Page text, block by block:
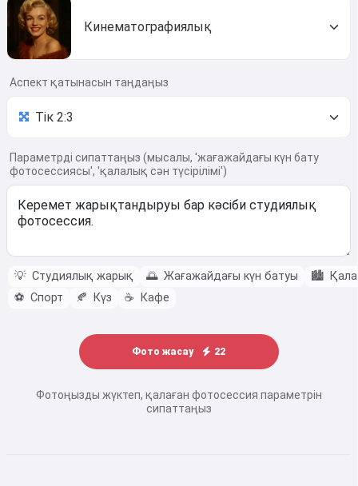
Кинематографиялық
Аспект қатынасын таңдаңыз
Параметрді сипаттаңыз (мысалы, 'жағажайдағы күн бату
фотосессиясы', 'қалалық сән түсірілімі')
💡 Студиялық жарық 🌅 Жағажайдағы күн батуы 🏙️
⚽ Спорт 🍂 Күз ☕ Кафе
Фото жасау 22
Фотоңызды жүктеп, қалаған фотосессия параметрін
сипаттаңыз